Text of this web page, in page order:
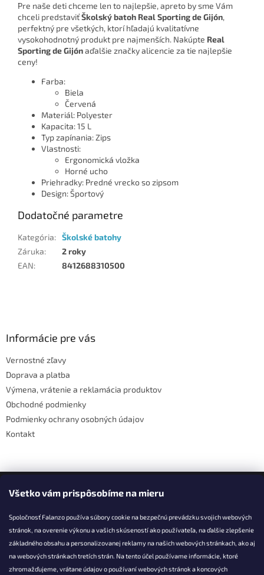
Všetko vám prispôsobíme na mieru
Spoločnosť Falanzo používa súbory cookie na bezpečnú prevádzku svojich webových
stránok, na overenie výkonu a vašich skúseností ako používateľa, na ďalšie zlepšenie
základného obsahu a personalizovanej reklamy na našich webových stránkach, ako aj
na webových stránkach tretích strán. Na tento účel používame informácie, ktoré
zhromažďujeme, vrátane údajov o používaní webových stránok a koncových
Pre naše deti chceme len to najlepšie, apreto by sme Vám
chceli predstaviťŠkolský batoh Real Sporting de Gijón,
perfektný pre všetkých, ktorí hľadajú kvalitatívne
vysokohodnotný produkt pre najmenších. Nakúpte Real
Sporting de Gijónaďalšie značky alicencie za tie najlepšie
ceny!
Farba:
Biela
Červená
Materiál: Polyester
Kapacita: 15 L
Typ zapínania: Zips
Vlastnosti:
Ergonomická vložka
Horné ucho
Priehradky: Predné vrecko so zipsom
Design: Športový
Dodatočné parametre
Kategória: Školské batohy
Záruka:
2 roky
EAN: 8412688310500
Informácie pre vás
Vernostné zľavy
Doprava a platba
Výmena, vrátenie a reklamácia produktov
Obchodné podmienky
Podmienky ochrany osobných údajov
Kontakt
Facebook
KONTAKT
info@falanzo.sk